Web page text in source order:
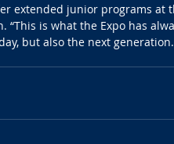
extended junior programs at
“This is what the Expo has
but also the next